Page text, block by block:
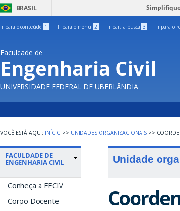
BRASIL
Ir para o conteúdo 1 Ir para o menu 2 Ir para a busca 3 Ir para o
Faculdade de
Engenharia Civil
UNIVERSIDADE FEDERAL DE UBERLÂNDIA
INÍCIO >> UNIDADES ORGANIZACIONAIS >>
FACULDADE DE
ENGENHARIA CIVIL
Conheça a FECIV
Corpo Docente
Unidade